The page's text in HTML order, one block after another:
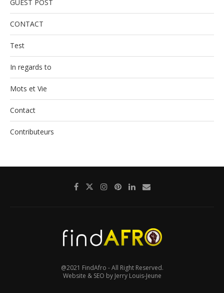
GUEST POST
CONTACT
Test
In regards to
Mots et Vie
Contact
Contributeurs
@2021 FindAfro - All Right Reserved.
Website & SEO by Jerry Louis-Jeune